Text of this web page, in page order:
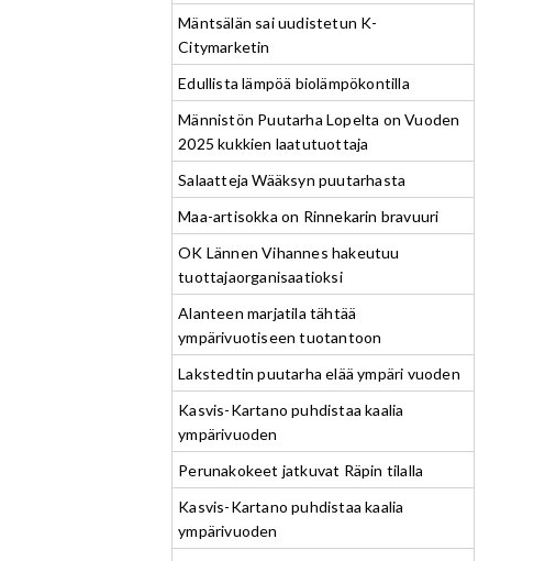
Mäntsälän sai uudistetun K-
Citymarketin
Edullista lämpöä biolämpökontilla
Männistön Puutarha Lopelta on Vuoden
2025 kukkien laatutuottaja
Salaatteja Wääksyn puutarhasta
Maa-artisokka on Rinnekarin bravuuri
OK Lännen Vihannes hakeutuu
tuottajaorganisaatioksi
Alanteen marjatila tähtää
ympärivuotiseen tuotantoon
Lakstedtin puutarha elää ympäri vuoden
Kasvis-Kartano puhdistaa kaalia
ympärivuoden
Perunakokeet jatkuvat Räpin tilalla
Kasvis-Kartano puhdistaa kaalia
ympärivuoden